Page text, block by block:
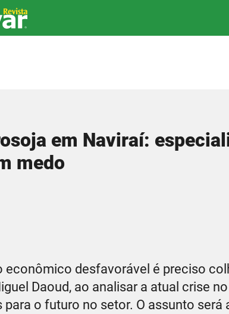
em Naviraí:
medo
econômico desfavorável é preciso
Daoud, ao analisar a atual crise
para o futuro no setor. O assunto